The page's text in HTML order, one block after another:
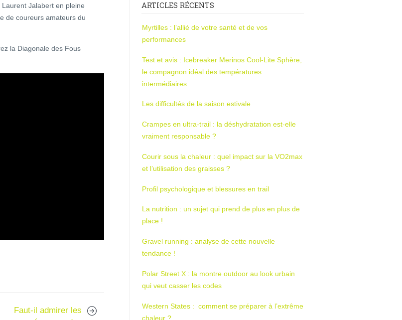
Jalabert en pleine
de coureurs amateurs du
la Diagonale des Fous
Faut-il admirer les
ARTICLES RÉCENTS
Myrtilles : l’allié de votre santé et de vos
performances
Test et avis : Icebreaker Merinos Cool-Lite Sphère,
le compagnon idéal des températures
intermédiaires
Les difficultés de la saison estivale
Crampes en ultra-trail : la déshydratation est-elle
vraiment responsable ?
Courir sous la chaleur : quel impact sur la VO2max
et l’utilisation des graisses ?
Profil psychologique et blessures en trail
La nutrition : un sujet qui prend de plus en plus de
place !
Gravel running : analyse de cette nouvelle
tendance !
Polar Street X : la montre outdoor au look urbain
qui veut casser les codes
Western States : comment se préparer à l’extrême
chaleur ?